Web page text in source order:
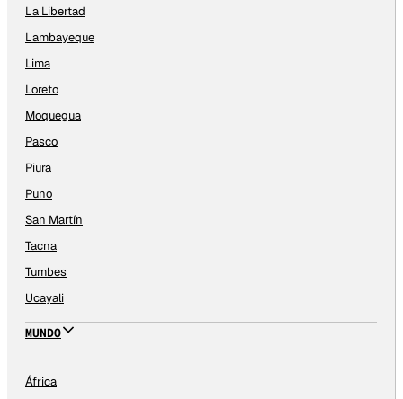
La Libertad
Lambayeque
Lima
Loreto
Moquegua
Pasco
Piura
Puno
San Martín
Tacna
Tumbes
Ucayali
MUNDO
África